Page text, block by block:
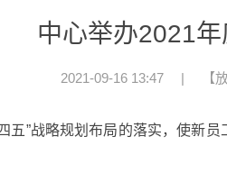
中心举办2021
2021-09-16 13:47 | 【
”战略规划布局的落实，使新